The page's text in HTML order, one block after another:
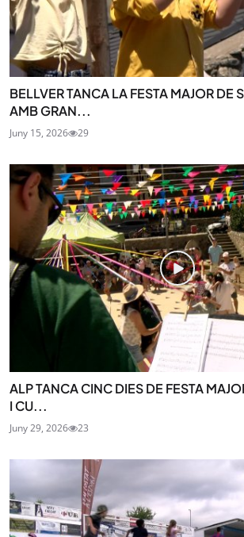
BELLVER TANCA LA FESTA MAJOR DE
AMB GRAN...
Juny 15, 2026 29
ALP TANCA CINC DIES DE FESTA
I CU...
Juny 29, 2026 23